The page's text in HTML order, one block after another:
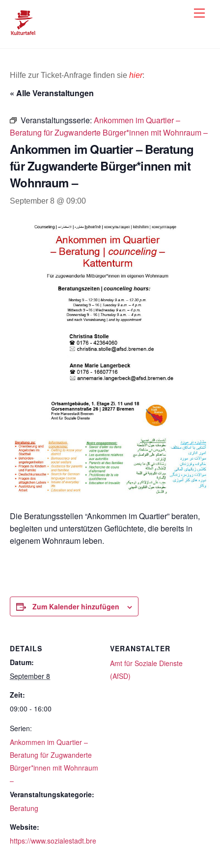
content
Hilfe zur Ticket-Anfrage finden sie hier:
« Alle Veranstaltungen
Veranstaltungsserie: Ankommen im Quartier –
Beratung für Zugwanderte Bürger*innen mit Wohnraum –
Ankommen im Quartier – Beratung
für Zugwanderte Bürger*innen mit
Wohnraum –
September 8 @ 09:00
Die Beratungsstellen “Ankommen im Quartier” beraten,
begleiten und unterstützen Geflüchtete, die bereits in
eigenem Wohnraum leben.
Zum Kalender hinzufügen
DETAILS
Datum:
September 8
Zeit:
09:00 - 16:00
Serien:
Ankommen im Quartier –
Beratung für Zugwanderte
Bürger*innen mit Wohnraum
–
Veranstaltungskategorie:
Beratung
Website:
https://www.sozialestadt.bre
VERANSTALTER
Amt für Soziale Dienste
(AfSD)